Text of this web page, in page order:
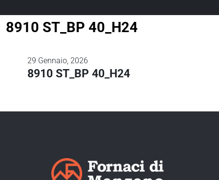
8910 ST_BP 40_H24
29 Gennaio, 2026
8910 ST_BP 40_H24